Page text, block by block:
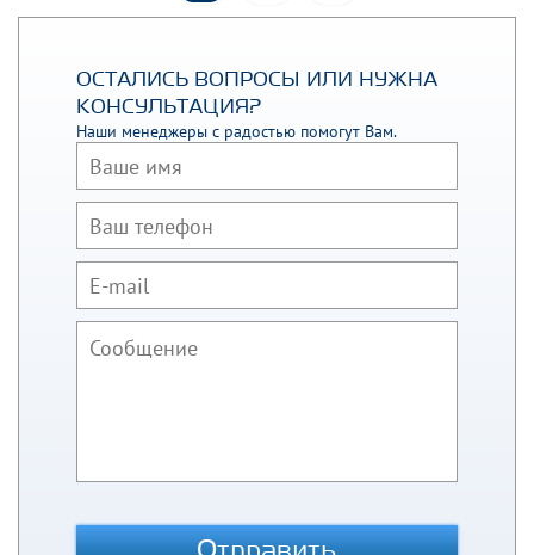
ОСТАЛИСЬ ВОПРОСЫ ИЛИ НУЖНА
КОНСУЛЬТАЦИЯ?
Наши менеджеры с радостью помогут Вам.